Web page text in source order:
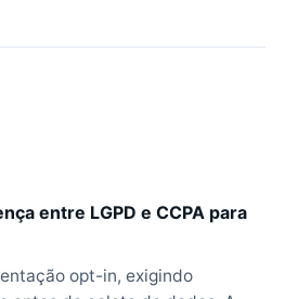
entre LGPD e CCPA para
opt-in, exigindo